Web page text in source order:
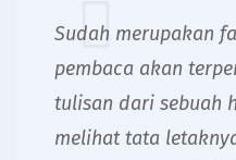
Sudah merupakan
pembaca akan
tulisan dari sebuah
melihat tata